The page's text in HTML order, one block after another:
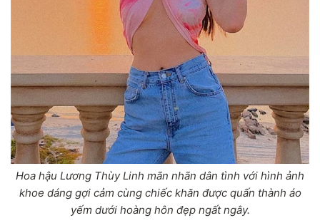
Hoa hậu Lương Thùy Linh mãn nhãn dân tình với hình ảnh
khoe dáng gợi cảm cùng chiếc khăn được quấn thành áo
yếm dưới hoàng hôn đẹp ngất ngây.